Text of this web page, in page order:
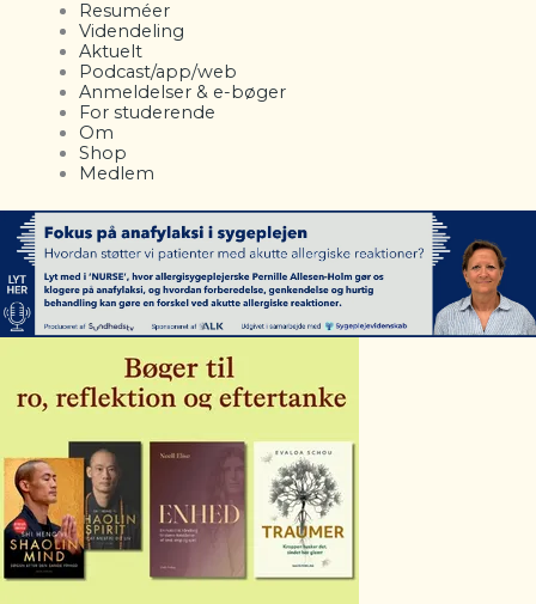
Resuméer
Videndeling
Aktuelt
Podcast/app/web
Anmeldelser & e-bøger
For studerende
Om
Shop
Medlem